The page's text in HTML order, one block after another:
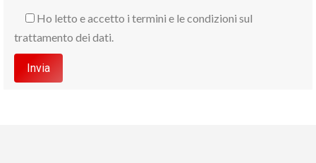
Ho letto e accetto i termini e le condizioni sul
trattamento dei dati.